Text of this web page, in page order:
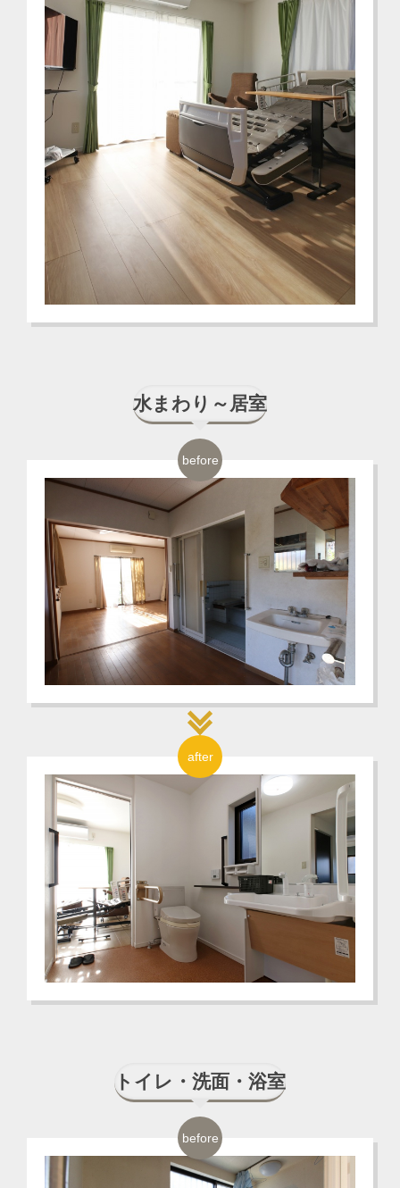
水まわり～居室
before
after
トイレ・洗面・浴室
before